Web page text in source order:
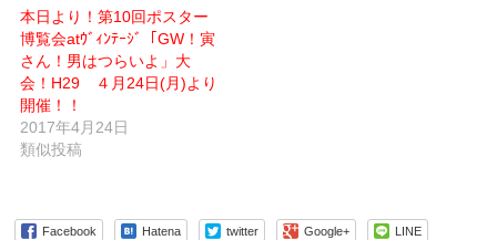
ン
ド
ウ
で
開
き
ま
す)
す)
本日より！第10回ポスター
博覧会atｳﾞｨﾝﾃｰｼﾞ「GW！寅
さん！男はつらいよ」大
会！H29 ４月24日(月)より
開催！！
2017年4月24日
類似投稿
Facebook Hatena twitter Google+ LINE